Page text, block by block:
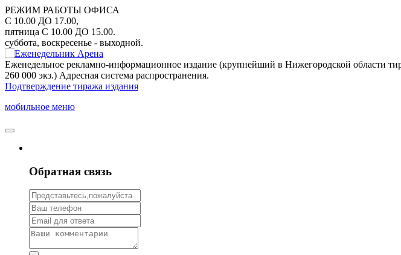
РЕЖИМ РАБОТЫ ОФИСА
С 10.00 ДО 17.00,
пятница С 10.00 ДО 15.00.
суббота, воскресенье - выходной.
Еженедельное рекламно-информационное издание (крупнейший в Нижегородской области
260 000 экз.) Адресная система распространения.
Подтверждение тиража издания
мобильное меню
Обратная связь